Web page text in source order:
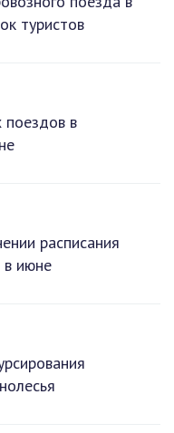
туристов
в
расписания
в июне